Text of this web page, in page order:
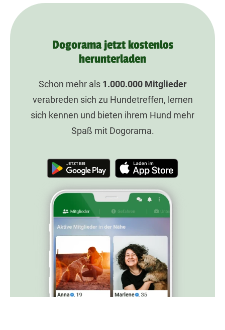
Dogorama jetzt kostenlos
herunterladen
Schon mehr als 1.000.000Mitglieder
verabreden sich zu Hundetreffen, lernen
sich kennen und bieten ihrem Hund mehr
Spaß mit Dogorama.